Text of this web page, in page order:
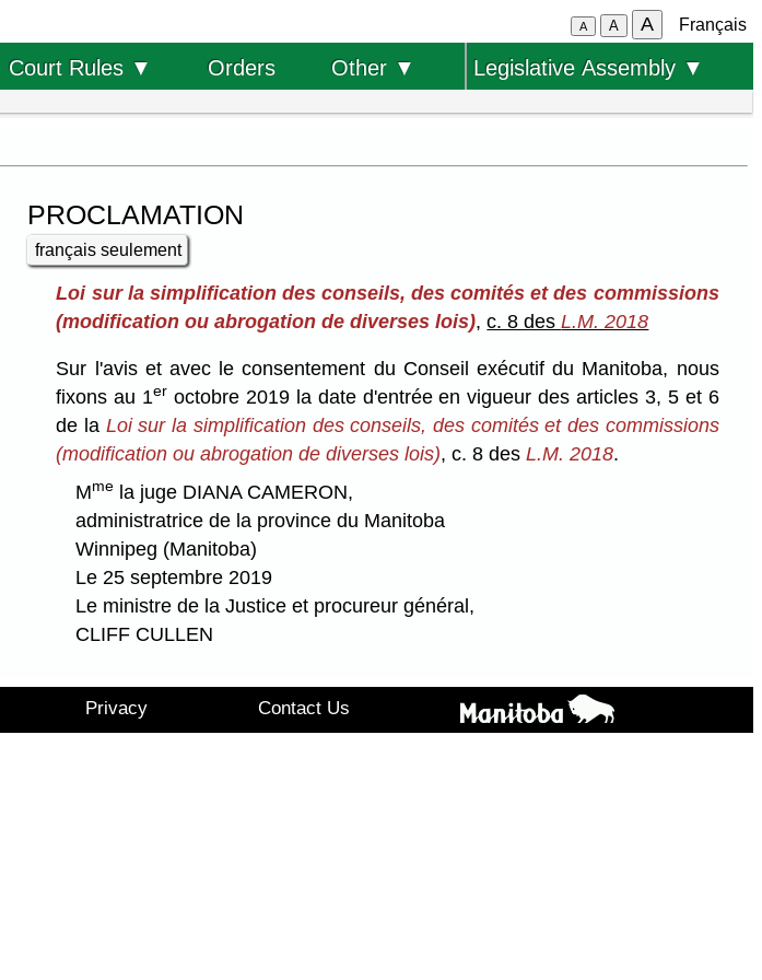
A A A Français
Court Rules ▼ Orders Other ▼ Legislative Assembly ▼
PROCLAMATION
français seulement
Loi sur la simplification des conseils, des comités et des commissions
(modification ou abrogation de diverses lois),c. 8 desL.M. 2018
Sur l'avis et avec le consentement du Conseil exécutif du Manitoba, nous
fixons au 1er octobre 2019 la date d'entrée en vigueur des articles 3, 5 et 6
de la Loi sur la simplification des conseils, des comités et des commissions
(modification ou abrogation de diverses lois), c. 8 desL.M. 2018.
Mme la juge DIANA CAMERON,
administratrice de la province du Manitoba
Winnipeg (Manitoba)
Le 25 septembre 2019
Le ministre de la Justice et procureur général,
CLIFF CULLEN
Privacy Contact Us